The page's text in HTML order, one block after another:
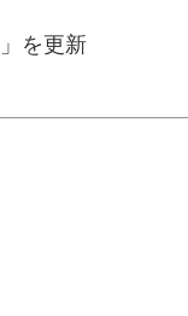
を更新